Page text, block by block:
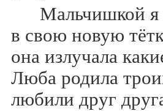
Мальчишкой я
в свою новую
она излучала
Люба родила
любили друг